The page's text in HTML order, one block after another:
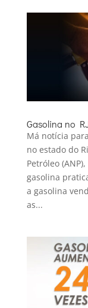
Gasolina no
Má notícia
no estado do
Petróleo
gasolina
a gasolina
as...